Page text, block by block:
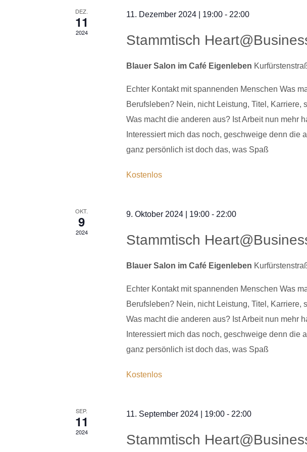
DEZ.
11
2024
11. Dezember 2024 | 19:00- 22:00
Stammtisch
Blauer Salon im Café Eigenleben
Echter Kontakt mit spannenden Menschen Was
Berufsleben? Nein, nicht Leistung, Titel, Karriere,
Was macht die anderen aus? Ist Arbeit nun mehr
Interessiert mich das noch, geschweige denn
ganz persönlich ist doch das, was Spaß
Kostenlos
OKT.
9
2024
9. Oktober 2024 | 19:00- 22:00
Stammtisch
Blauer Salon im Café Eigenleben
Echter Kontakt mit spannenden Menschen Was
Berufsleben? Nein, nicht Leistung, Titel, Karriere,
Was macht die anderen aus? Ist Arbeit nun mehr
Interessiert mich das noch, geschweige denn
ganz persönlich ist doch das, was Spaß
Kostenlos
SEP.
11
2024
11. September 2024 | 19:00- 22:00
Stammtisch